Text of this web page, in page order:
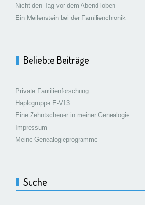
Nicht den Tag vor dem Abend loben
Ein Meilenstein bei der Familienchronik
Beliebte Beiträge
Private Familienforschung
Haplogruppe E-V13
Eine Zehntscheuer in meiner Genealogie
Impressum
Meine Genealogieprogramme
Suche